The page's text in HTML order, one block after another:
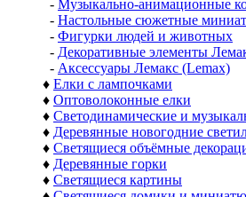
- Музыкально-анимационные
- Настольные сюжетные
- Фигурки людей и животных
- Декоративные элементы
- Аксессуары Лемакс (Lemax)
♦ Елки с лампочками
♦ Оптоволоконные елки
♦ Светодинамические и
♦ Деревянные новогодние
♦ Светящиеся объёмные
♦ Деревянные горки
♦ Светящиеся картины